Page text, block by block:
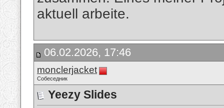
aktuell arbeite.
06.02.2026, 17:46
monclerjacket
Собеседник
Yeezy Slides